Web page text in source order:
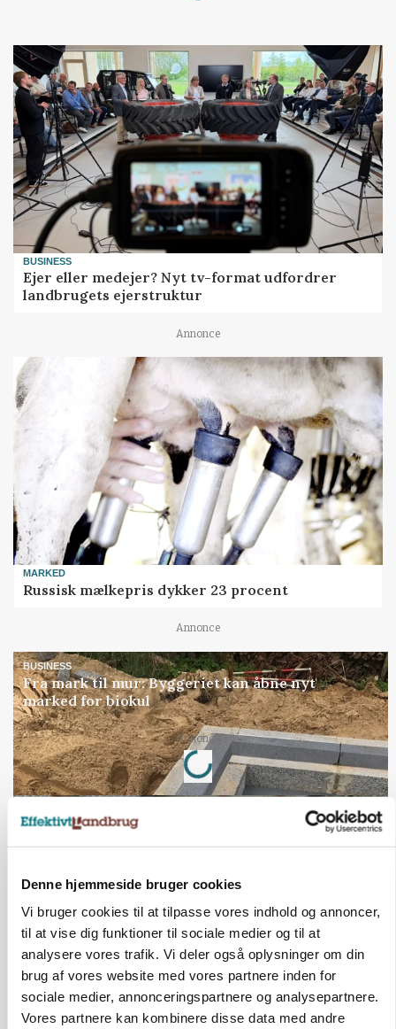
Denne hjemmeside bruger cookies
Vi bruger cookies til at tilpasse vores indhold og annoncer,
til at vise dig funktioner til sociale medier og til at
analysere vores trafik. Vi deler også oplysninger om din
brug af vores website med vores partnere inden for
sociale medier, annonceringspartnere og analysepartnere.
Vores partnere kan kombinere disse data med andre
BUSINESS
Ejer eller medejer? Nyt tv-format udfordrer
landbrugets ejerstruktur
Annonce
MARKED
Russisk mælkepris dykker 23 procent
Annonce
BUSINESS
Fra mark til mur: Byggeriet kan åbne nyt
marked for biokul
Annonce
Loading...
POLITIK